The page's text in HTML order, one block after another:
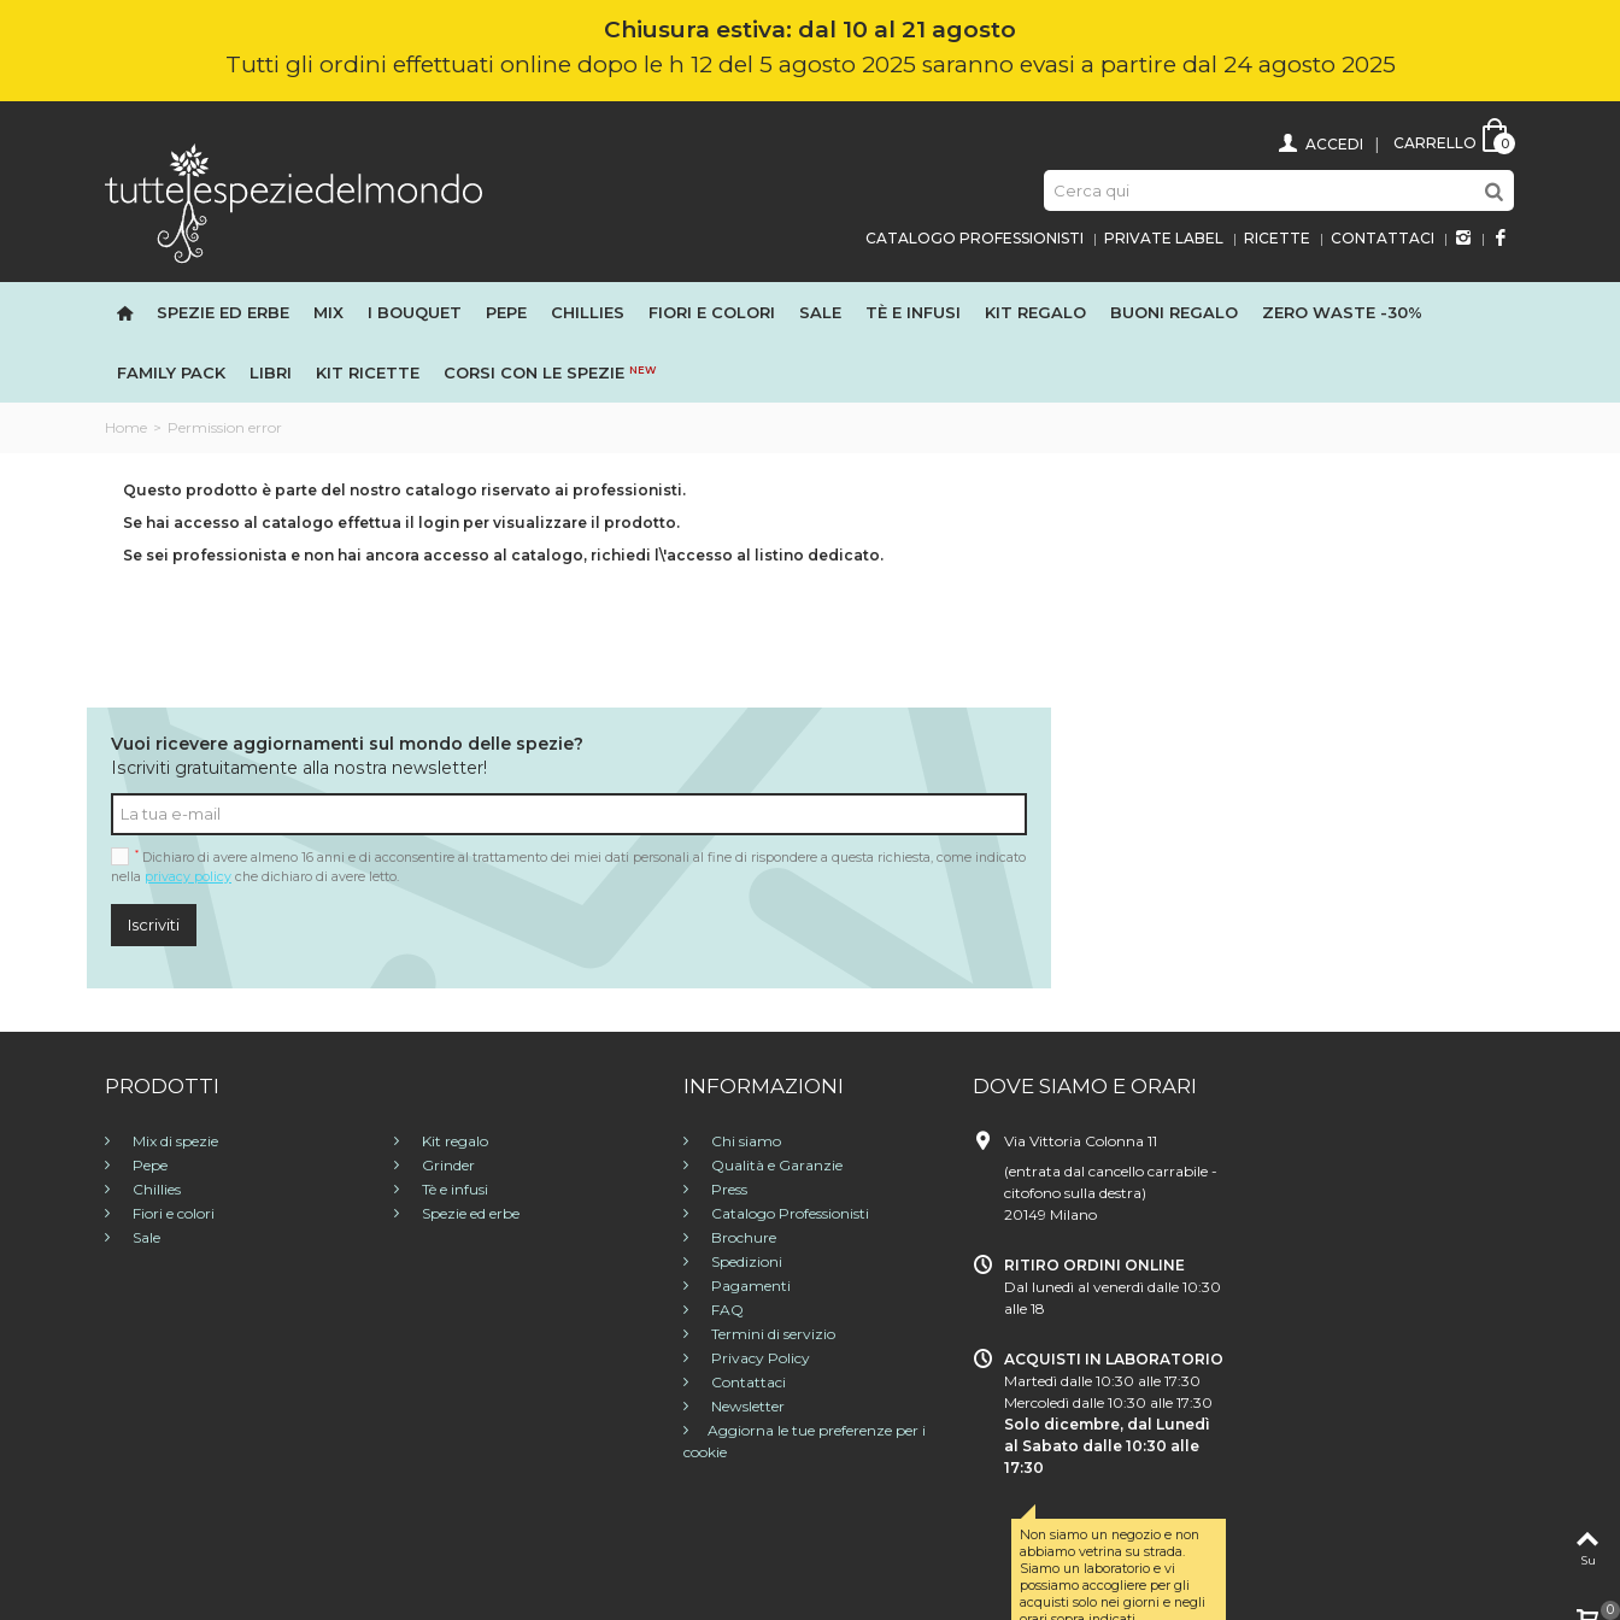
Chiusura estiva: dal 10 al 21 agosto
Tutti gli ordini effettuati online dopo le h 12 del 5 agosto 2025 saranno evasi a partire dal 24 agosto 2025
0
CARRELLO
ACCEDI
CONTATTACI
RICETTE
PRIVATE LABEL
CATALOGO PROFESSIONISTI
SPEZIE ED ERBE MIX I BOUQUET PEPE CHILLIES FIORI E COLORI SALE TÈ E INFUSI KIT REGALO BUONI REGALO ZERO WASTE -30%
FAMILY PACK LIBRI KIT RICETTE CORSI CON LE SPEZIE NEW
Home > Permission error
Questo prodotto è parte del nostro catalogo riservato ai professionisti.
Se hai accesso al catalogo effettua il login per visualizzare il prodotto.
Se sei professionista e non hai ancora accesso al catalogo, richiedi l\'accesso al listino dedicato.
Vuoi ricevere aggiornamenti sul mondo delle spezie?
Iscriviti gratuitamente alla nostra newsletter!
* Dichiaro di avere almeno 16 anni e di acconsentire al trattamento dei miei dati personali al fine di rispondere a questa richiesta, come indicato
nella privacy policy che dichiaro di avere letto.
Iscriviti
PRODOTTI
Mix di spezie
Pepe
Chillies
Fiori e colori
Sale
Kit regalo
Grinder
Tè e infusi
Spezie ed erbe
INFORMAZIONI
Chi siamo
Qualità e Garanzie
Press
Catalogo Professionisti
Brochure
Spedizioni
Pagamenti
FAQ
Termini di servizio
Privacy Policy
Contattaci
Newsletter
Aggiorna le tue preferenze per i
cookie
DOVE SIAMO E ORARI
Via Vittoria Colonna 11
(entrata dal cancello carrabile -
citofono sulla destra)
20149 Milano
RITIRO ORDINI ONLINE
Dal lunedì al venerdì dalle 10:30
alle 18
ACQUISTI IN LABORATORIO
Martedì dalle 10:30 alle 17:30
Mercoledì dalle 10:30 alle 17:30
Solo dicembre, dal Lunedì
al Sabato dalle 10:30 alle
17:30
Non siamo un negozio e non
abbiamo vetrina su strada.
Siamo un laboratorio e vi
possiamo accogliere per gli
acquisti solo nei giorni e negli
Su
0